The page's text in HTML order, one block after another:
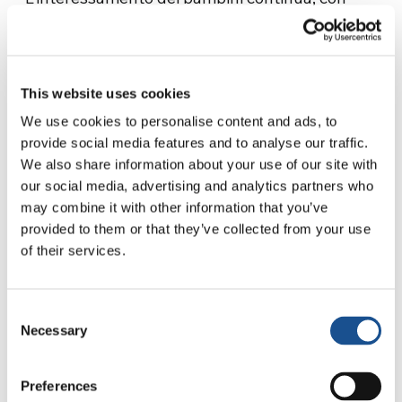
This website uses cookies
We use cookies to personalise content and ads, to
provide social media features and to analyse our traffic.
We also share information about your use of our site with
our social media, advertising and analytics partners who
may combine it with other information that you’ve
provided to them or that they’ve collected from your use
of their services.
Selection
Necessary
Preferences
domande, altri disegni “vere opere d’arte” di
amore gratuito e disinteressato. Tutto viene
passando dall’Italia, decide di andare a
conoscere quei bambini che gli stavano
“intasando” la casella di posta elettronica.
“La cosa interessante e inaspettata”- racconta
Maria Grazia –“è che da questo incontro tra
Luigi e i bambini è iniziato un interessamento
delle famiglie che, incuriosite dai racconti,
I bambini di Mae Sot iniziano a far parte della
vita delle famiglie di Latina, improvvisamente
passano da essere bambini poveri, a bambini